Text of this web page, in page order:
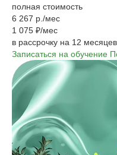
полная стоимость
6 267 р./мес
1 075 ₽/мес
в рассрочку на 12 месяцев
Записаться на обучение